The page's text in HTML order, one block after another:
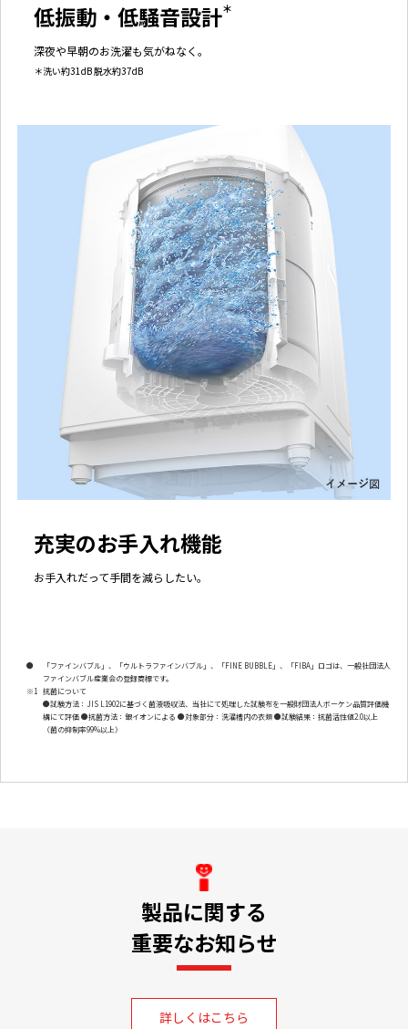
低振動・低騒音設計＊
深夜や早朝のお洗濯も気がねなく。
＊洗い約31dB 脱水約37dB
充実のお手入れ機能
お手入れだって手間を減らしたい。
●
「ファインバブル」、「ウルトラファインバブル」、「FINE BUBBLE」、「FIBA」ロゴは、一般社団法人
ファインバブル産業会の登録商標です。
※1
抗菌について
●試験方法：JIS L1902に基づく菌液吸収法、当社にて処理した試験布を一般財団法人ボーケン品質評価機
構にて評価 ●抗菌方法：銀イオンによる ●対象部分：洗濯槽内の衣類 ●試験結果：抗菌活性値2.0以上
（菌の抑制率99%以上）
製品に関する
重要なお知らせ
詳しくはこちら